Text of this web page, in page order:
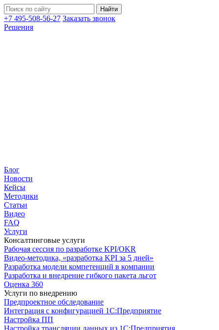
+7 495-508-56-27 Заказать звонок
Решения
Блог
Новости
Кейсы
Методики
Статьи
Видео
FAQ
Услуги
Консалтинговые услуги
Рабочая сессия по разработке KPI/OKR
Видео-методика, «разработка KPI за 5 дней»
Разработка модели компетенций в компании
Разработка и внедрение гибкого пакета льгот
Оценка 360
Услуги по внедрению
Предпроектное обследование
Интеграция с конфигурацией 1С:Предприятие
Настройка ПП
Настройка трансляции данных из 1С:Предприятия